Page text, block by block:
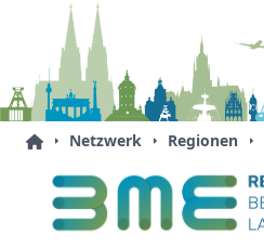
Netzwerk Regionen